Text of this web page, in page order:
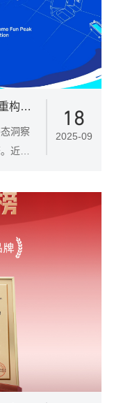
18
2025-09
【进阶培训 破界收官】 帝奥斯门窗重构门窗美学，赋能行业破局新篇章
洞察
近
与实